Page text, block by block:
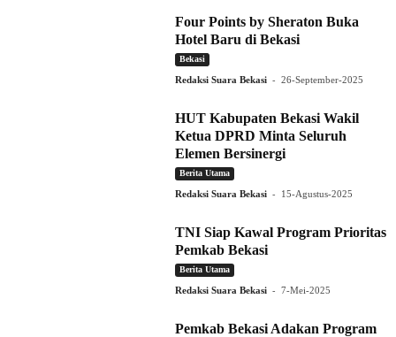
Four Points by Sheraton Buka
Hotel Baru di Bekasi
Bekasi
Redaksi Suara Bekasi - 26-September-2025
HUT Kabupaten Bekasi Wakil
Ketua DPRD Minta Seluruh
Elemen Bersinergi
Berita Utama
Redaksi Suara Bekasi - 15-Agustus-2025
TNI Siap Kawal Program Prioritas
Pemkab Bekasi
Berita Utama
Redaksi Suara Bekasi - 7-Mei-2025
Pemkab Bekasi Adakan Program